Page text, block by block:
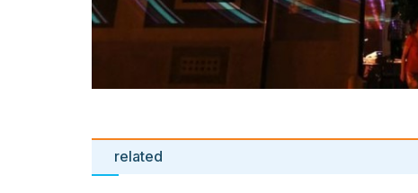
related